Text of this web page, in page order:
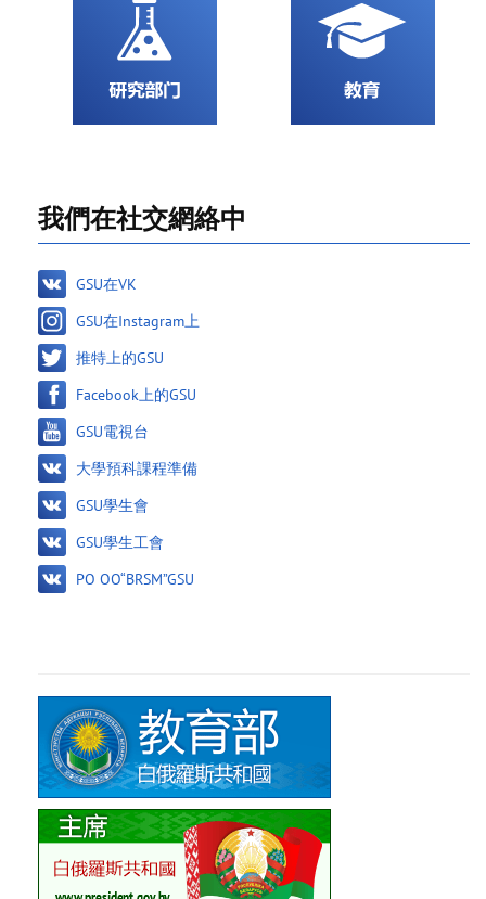
我們在社交網絡中
GSU在VK
GSU在Instagram上
推特上的GSU
Facebook上的GSU
GSU電視台
大學預科課程準備
GSU學生會
GSU學生工會
PO OO“BRSM”GSU